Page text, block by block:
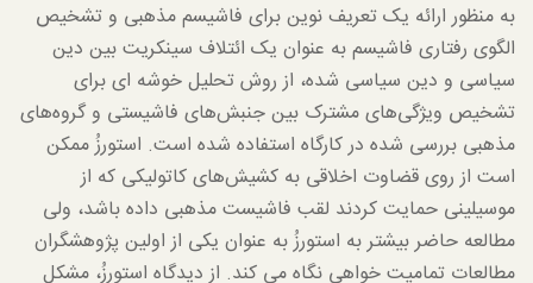
به منظور ارائه یک تعریف نوین برای فاشیسم مذهبی و تشخیص
الگوی رفتاری فاشیسم به عنوان یک ائتلاف سینکریت بین دین
سیاسی و دین سیاسی شده، از روش تحلیل خوشه ای برای
تشخیص ویژگی‌های مشترک بین جنبش‌های فاشیستی و گروه‌های
مذهبی بررسی شده در کارگاه استفاده شده است. استورزُ ممکن
است از روی قضاوت اخلاقی به کشیش‌های کاتولیکی که از
موسیلینی حمایت کردند لقب فاشیست مذهبی داده باشد، ولی
مطالعه حاضر بیشتر به استورزُ به عنوان یکی از اولین پژوهشگران
مطالعات تمامیت خواهی نگاه می کند. از دیدگاه استورزُ، مشکل